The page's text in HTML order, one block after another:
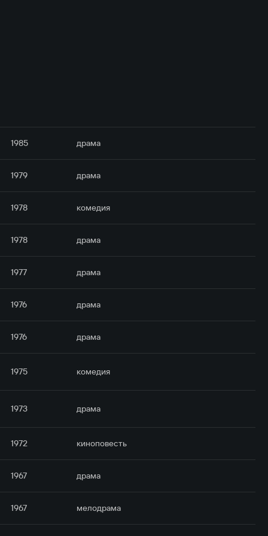
1985 драма
1979 драма
1978 комедия
1978 драма
1977 драма
1976 драма
1976 драма
1975 комедия
1973 драма
1972 киноповесть
1967 драма
1967 мелодрама